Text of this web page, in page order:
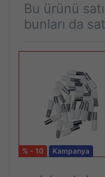
Bu ürünü
bunları da
% - 10 Kampanya